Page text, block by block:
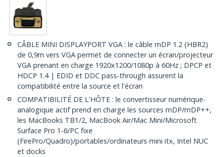
CÂBLE MINI DISPLAYPORT VGA : le câble mDP 1.2 (HBR2)
de 0,9m vers VGA permet de connecter un écran/projecteur
VGA prenant en charge 1920x1200/1080p à 60Hz ; DPCP et
HDCP 1.4 | EDID et DDC pass-through assurent la
compatibilité entre la source et l'écran
COMPATIBILITÉ DE L'HÔTE : le convertisseur numérique-
analogique actif prend en charge les sources mDP/mDP++,
les MacBooks TB1/2, MacBook Air/Mac Mini/Microsoft
Surface Pro 1-6/PC fixe
(FirePro/Quadro)/portables/ordinateurs mini itx, Intel NUC
et docks